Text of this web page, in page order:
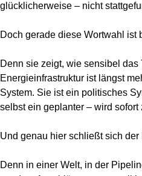
glücklicherweise – nicht
Doch gerade diese Wortwahl ist
Denn sie zeigt, wie sensibel das
Energieinfrastruktur ist längst
System. Sie ist ein politisches
selbst ein geplanter – wird
Und genau hier schließt sich der
Denn in einer Welt, in der